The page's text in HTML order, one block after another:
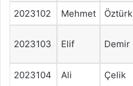
2023102 Mehmet Öztürk
2023103 Elif Demir
2023104 Ali Çelik